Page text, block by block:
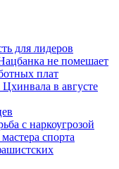
для лидеров
не помешает
плат
в августе
с наркоугрозой
спорта